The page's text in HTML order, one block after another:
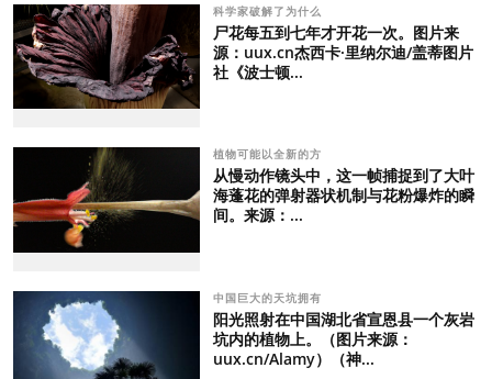
科学家破解了为什么
尸花每五到七年才开花一次。图片来
源：uux.cn杰西卡·里纳尔迪/盖蒂图片
社《波士顿...
植物可能以全新的方
从慢动作镜头中，这一帧捕捉到了大叶
海蓬花的弹射器状机制与花粉爆炸的瞬
间。来源：...
中国巨大的天坑拥有
阳光照射在中国湖北省宣恩县一个灰岩
坑内的植物上。（图片来源：
uux.cn/Alamy）（神...